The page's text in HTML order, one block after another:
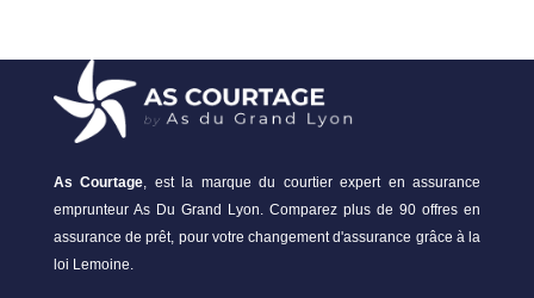
As Courtage, est la marque du courtier expert en assurance
emprunteur As Du Grand Lyon. Comparez plus de 90 offres en
assurance de prêt, pour votre changement d'assurance grâce à la
loi Lemoine.